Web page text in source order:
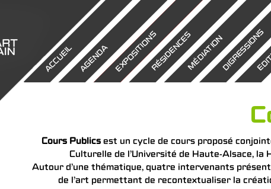
ACCUEILAGENDAEXPOSITIONSRÉSIDENCESMÉDIATIONDIGRESSIONS
Cours Publics est un cycle de cours proposé
Culturelle de l’Université de Haute-Alsace,
Autour d’une thématique, quatre intervenants
de l’art permettant de recontextualiser la